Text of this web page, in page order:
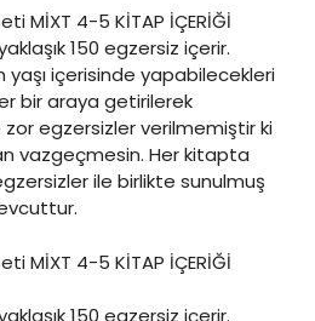
MİXT 4-5 KİTAP İÇERİĞİ
150 egzersiz içerir.
yaşı içerisinde yapabilecekleri
bir araya getirilerek
zor egzersizler verilmemiştir ki
vazgeçmesin. Her kitapta
ile birlikte sunulmuş
MİXT 4-5 KİTAP İÇERİĞİ